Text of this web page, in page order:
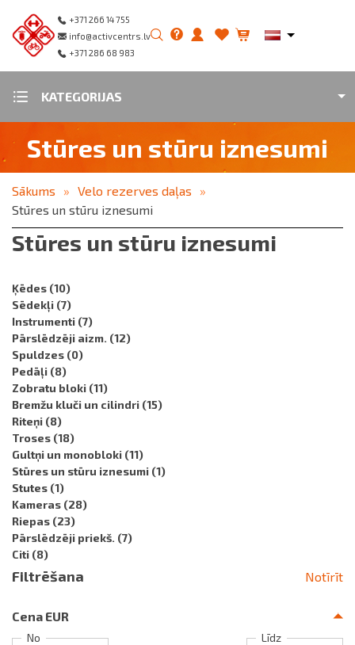
+371 266 14 755
info@activcentrs.lv
+371 286 68 983
KATEGORIJAS
Stūres un stūru iznesumi
Sākums
Velo rezerves daļas
Stūres un stūru iznesumi
Stūres un stūru iznesumi
Ķēdes (10)
Sēdekļi (7)
Instrumenti (7)
Pārslēdzēji aizm. (12)
Spuldzes (0)
Pedāļi (8)
Zobratu bloki (11)
Bremžu kluči un cilindri (15)
Riteņi (8)
Troses (18)
Gultņi un monobloki (11)
Stūres un stūru iznesumi (1)
Stutes (1)
Kameras (28)
Riepas (23)
Pārslēdzēji priekš. (7)
Citi (8)
Filtrēšana Notīrīt
Cena EUR
No Līdz